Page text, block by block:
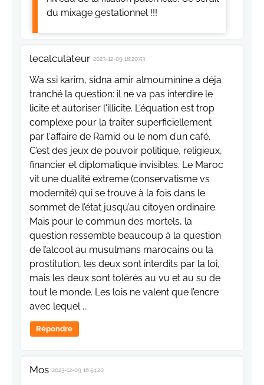
du mixage gestationnel !!!
lecalculateur 2023-12-09 18:20:53
Wa ssi karim, sidna amir almouminine a déja
tranché la question: il ne va pas interdire le
licite et autoriser l'illicite. L'équation est trop
complexe pour la traiter superficiellement
par l'affaire de Ramid ou le nom d’un café.
C’est des jeux de pouvoir politique, religieux,
financier et diplomatique invisibles. Le Maroc
vit une dualité extreme (conservatisme vs
modernité) qui se trouve à la fois dans le
sommet de l’état jusqu’au citoyen ordinaire.
Mais pour le commun des mortels, la
question ressemble beaucoup à la question
de l’alcool au musulmans marocains ou la
prostitution, les deux sont interdits par la loi,
mais les deux sont tolérés au vu et au su de
tout le monde. Les lois ne valent que l’encre
avec lequel ...
Répondre
Mos 2023-12-09 16:54:20